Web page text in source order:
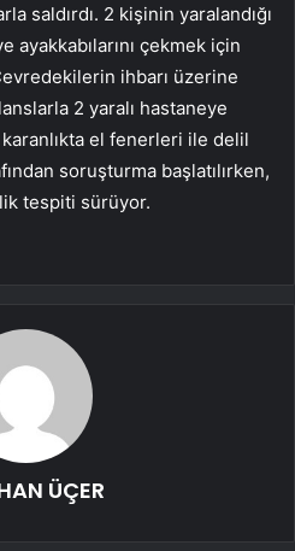
saldırdı. 2 kişinin yaralandığı
ayakkabılarını çekmek için
ihbarı üzerine
2 yaralı hastaneye
karanlıkta el fenerleri ile delil
soruşturma başlatılırken,
tespiti sürüyor.
ÜÇER